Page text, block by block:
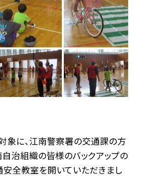
象に、江南警察署の交通課の方
自治組織の皆様のバックアップの
安全教室を開いていただきまし